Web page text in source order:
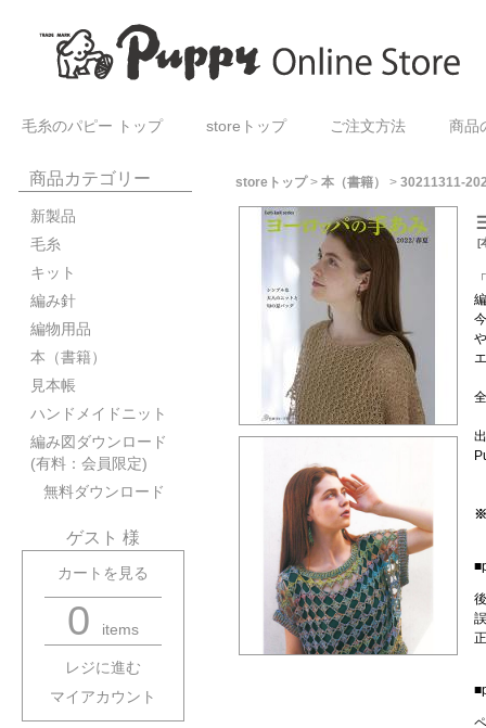
毛糸のパピー トップ storeトップ ご注文方法 商品
商品カテゴリー
新製品
毛糸
キット
編み針
編物用品
本（書籍）
見本帳
ハンドメイドニット
編み図ダウンロード
(有料：会員限定)
無料ダウンロード
ゲスト 様
カートを見る
0 items
レジに進む
マイアカウント
storeトップ> 本（書籍） > 30211311-
[
※